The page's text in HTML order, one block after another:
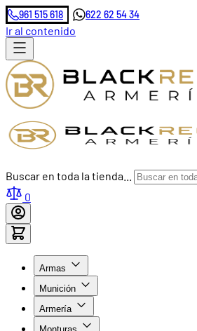
961 515 618 622 62 54 34
Ir al contenido
Buscar en toda la tienda...
0
Armas
Munición
Armería